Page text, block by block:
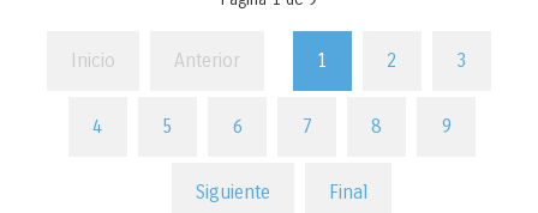
Inicio Anterior 1 2 3
4 5 6 7 8 9
Siguiente Final